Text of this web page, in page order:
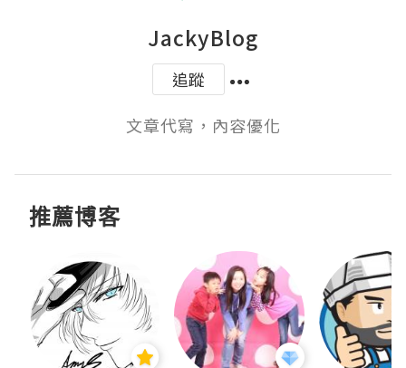
JackyBlog
追蹤
文章代寫，內容優化
推薦博客